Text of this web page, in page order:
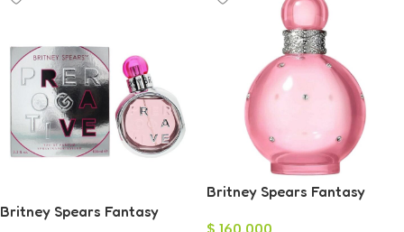
Britney Spears Fantasy
Britney Spears Fantasy